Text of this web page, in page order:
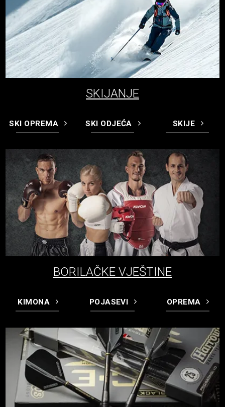
SKIJANJE
SKI OPREMA SKI ODJEĆA SKIJE
BORILAČKE VJEŠTINE
KIMONA POJASEVI OPREMA